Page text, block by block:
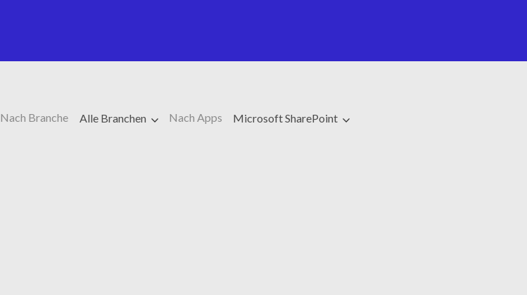
Nach Branche Alle Branchen Nach Apps Microsoft SharePoint